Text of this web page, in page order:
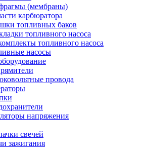
(мембраны)
карбюратора
топливных баков
топливного насоса
топливного насоса
насосы
провода
напряжения
свечей
зажигания